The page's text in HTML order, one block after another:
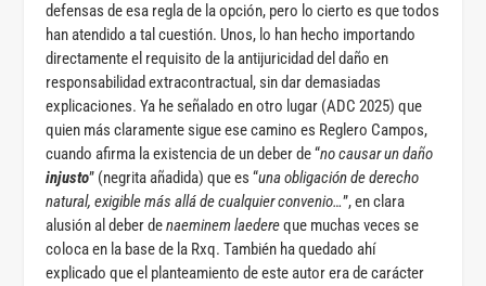
defensas de esa regla de la opción, pero lo cierto es que todos
han atendido a tal cuestión. Unos, lo han hecho importando
directamente el requisito de la antijuricidad del daño en
responsabilidad extracontractual, sin dar demasiadas
explicaciones. Ya he señalado en otro lugar (ADC 2025) que
quien más claramente sigue ese camino es Reglero Campos,
cuando afirma la existencia de un deber de “no causar un daño
injusto” (negrita añadida) que es “una obligación de derecho
natural, exigible más allá de cualquier convenio…”, en clara
alusión al deber denaeminem laedereque muchas veces se
coloca en la base de la Rxq. También ha quedado ahí
explicado que el planteamiento de este autor era de carácter